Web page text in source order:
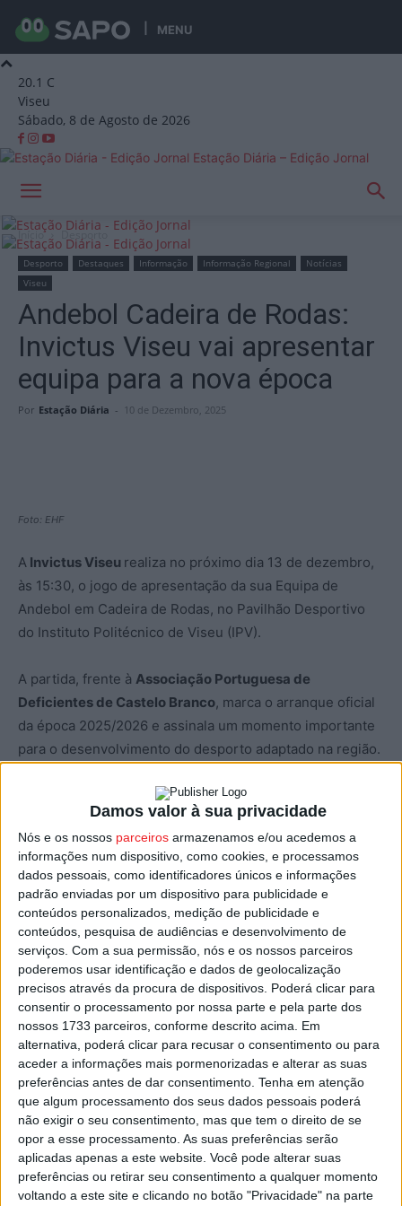
Damos valor à sua privacidade
Nós e os nossos parceiros armazenamos e/ou acedemos a
informações num dispositivo, como cookies, e processamos
dados pessoais, como identificadores únicos e informações
padrão enviadas por um dispositivo para publicidade e
conteúdos personalizados, medição de publicidade e
conteúdos, pesquisa de audiências e desenvolvimento de
serviços. Com a sua permissão, nós e os nossos parceiros
poderemos usar identificação e dados de geolocalização
precisos através da procura de dispositivos. Poderá clicar para
consentir o processamento por nossa parte e pela parte dos
nossos 1733 parceiros, conforme descrito acima. Em
alternativa, poderá clicar para recusar o consentimento ou para
aceder a informações mais pormenorizadas e alterar as suas
preferências antes de dar consentimento. Tenha em atenção
que algum processamento dos seus dados pessoais poderá
não exigir o seu consentimento, mas que tem o direito de se
opor a esse processamento. As suas preferências serão
aplicadas apenas a este website. Você pode alterar suas
preferências ou retirar seu consentimento a qualquer momento
voltando a este site e clicando no botão "Privacidade" na parte
MENU
20.1 C
Viseu
Sábado, 8 de Agosto de 2026
Estação Diária – Edição Jornal
Início Desporto
Desporto Destaques Informação Informação Regional
Notícias
Viseu
Andebol Cadeira de Rodas:
Invictus Viseu vai apresentar
equipa para a nova época
Por Estação Diária - 10 de Dezembro, 2025
Foto: EHF
A Invictus Viseu realiza no próximo dia 13 de dezembro,
às 15:30, o jogo de apresentação da sua Equipa de
Andebol em Cadeira de Rodas, no Pavilhão Desportivo
do Instituto Politécnico de Viseu (IPV).
A partida, frente à Associação Portuguesa de
Deficientes de Castelo Branco, marca o arranque oficial
da época 2025/2026 e assinala um momento importante
para o desenvolvimento do desporto adaptado na região.
Segundo a associação, a criação desta equipa reforça o
compromisso com a promoção do desporto inclusivo e
com o alargamento da oferta desportiva adaptada no
distrito de Viseu.
O jogo é aberto ao público, com entrada livre, e a
organização convida a comunidade a apoiar os atletas
nesta nova etapa.
Esta e outras notícias para ouvir na Estação Diária – 96.8
FM ou emwww.968.fm.
Pub
TAGS Andebol Cadeira de Rodas Invictus Viseu Viseu